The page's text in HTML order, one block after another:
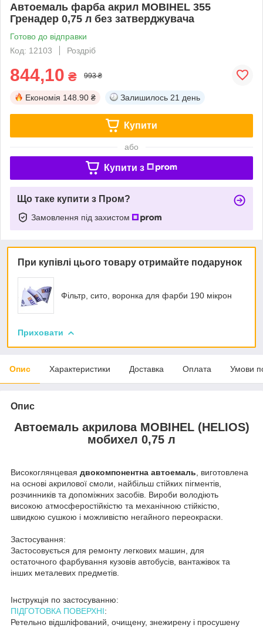
Автоемаль фарба акрил MOBIHEL 355
Гренадер 0,75 л без затверджувача
Готово до відправки
Код: 12103
Роздріб
844,10 ₴ 993 ₴
Економія 148.90 ₴ Залишилось 21 день
Купити
або
Купити з
Що таке купити з Пром?
Замовлення під захистом
При купівлі цього товару отримайте подарунок
Фільтр, сито, воронка для фарби 190 мікрон
Приховати
Опис Характеристики Доставка Оплата Умови
Опис
Автоемаль акрилова MOBIHEL (HELIOS)
мобихел 0,75 л
Високоглянцевая двокомпонентна автоемаль, виготовлена
на основі акрилової смоли, найбільш стійких пігментів,
розчинників та допоміжних засобів. Вироби володіють
високою атмосферостійкістю та механічною стійкістю,
швидкою сушкою і можливістю негайного переокраски.
Застосування:
Застосовується для ремонту легкових машин, для
остаточного фарбування кузовів автобусів, вантажівок та
інших металевих предметів.
Інструкція по застосуванню:
ПІДГОТОВКА ПОВЕРХНІ:
Ретельно відшліфований, очищену, знежирену і просушену